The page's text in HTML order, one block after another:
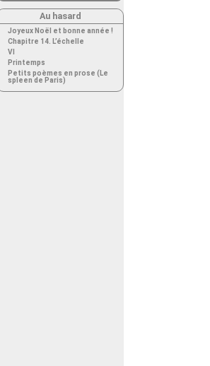
Au hasard
Joyeux Noël et bonne année !
Chapitre 14. L’échelle
VI
Printemps
Petits poèmes en prose (Le
spleen de Paris)